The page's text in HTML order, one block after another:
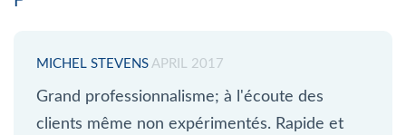
MICHEL STEVENS APRIL 2017
Grand professionnalisme; à l'écoute des
clients même non expérimentés. Rapide et